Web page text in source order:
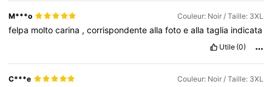
M***o Couleur: Noir / Taille: 3XL
felpa moltocarina ,corrispondenteallafotoeallataglia indicata
Utile (0)
C***e Couleur: Noir / Taille: 3XL